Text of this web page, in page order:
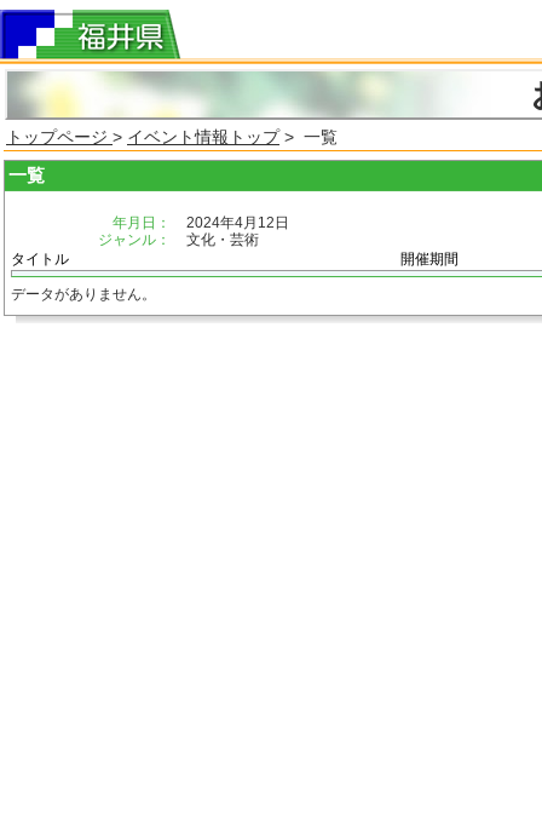
トップページ > イベント情報トップ> 一覧
一覧
年月日：
2024年4月12日
ジャンル：
文化・芸術
タイトル
開催期間
データがありません。